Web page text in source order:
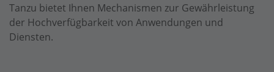
Tanzu bietet Ihnen Mechanismen zur Gewährleistung
der Hochverfügbarkeit von Anwendungen und
Diensten.